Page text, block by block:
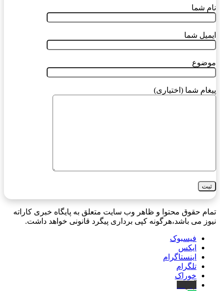
نام شما
ایمیل شما
موضوع
پیغام شما (اختیاری)
تمام حقوق محتوا و ظاهر وب سایت متعلق به پایگاه خبری کاراته
نیوز می باشد،هرگونه کپی برداری پیگرد قانونی خواهد داشت.
فیسبوک
ایکس
اینستاگرام
تلگرام
خوراک